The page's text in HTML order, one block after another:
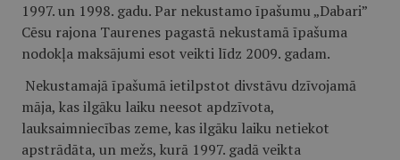
1997. un 1998. gadu. Par nekustamo īpašumu „Dabari”
Cēsu rajona Taurenes pagastā nekustamā īpašuma
nodokļa maksājumi esot veikti līdz 2009. gadam.
Nekustamajā īpašumā ietilpstot divstāvu dzīvojamā
māja, kas ilgāku laiku neesot apdzīvota,
lauksaimniecības zeme, kas ilgāku laiku netiekot
apstrādāta, un mežs, kurā 1997. gadā veikta